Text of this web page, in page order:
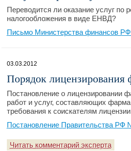
Переводится ли оказание услуг по
налогообложения в виде ЕНВД?
Письмо Министерства финансов
03.03.2012
Порядок лицензирования
Постановление о лицензировании
работ и услуг, составляющих
требования к соискателям
Постановление Правительства РФ
Читать комментарий эксперта